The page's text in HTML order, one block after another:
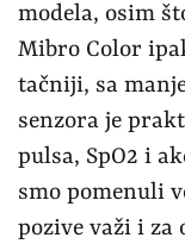
modela, osim
Mibro Color
tačniji, sa
senzora je
pulsa, SpO2 i
smo pomenuli
pozive važi i za